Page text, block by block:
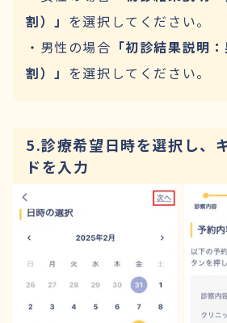
割）」 を選択してください。
・男性の場合 「初診結果説明
割）」 を選択してください。
5.診療希望日時を選択し、
ドを入力